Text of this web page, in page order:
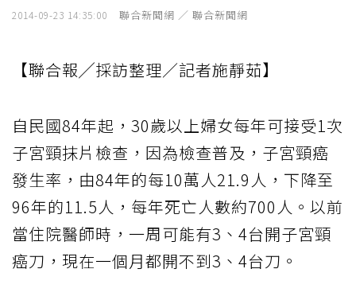
2014-09-23 14:35:00 聯合新聞網 ／ 聯合新聞網
【聯合報╱採訪整理／記者施靜茹】
自民國84年起，30歲以上婦女每年可接受1次
子宮頸抹片檢查，因為檢查普及，子宮頸癌
發生率，由84年的每10萬人21.9人，下降至
96年的11.5人，每年死亡人數約700人。以前
當住院醫師時，一周可能有3、4台開子宮頸
癌刀，現在一個月都開不到3、4台刀。